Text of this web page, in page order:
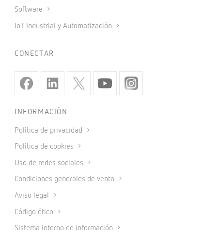
Software
IoT Industrial y Automatización
CONECTAR
INFORMACIÓN
Política de privacidad
Política de cookies
Uso de redes sociales
Condiciones generales de venta
Aviso legal
Código ético
Sistema interno de información